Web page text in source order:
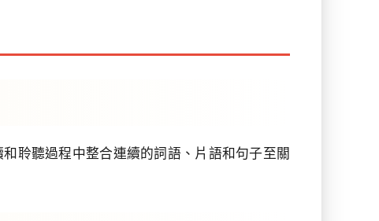
聆聽過程中整合連續的詞語、片語和句子至關